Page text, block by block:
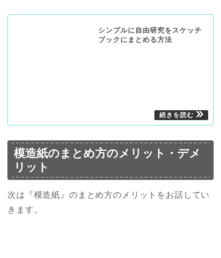
シンプルに自由研究をスケッチ
ブックにまとめる方法
模造紙のまとめ方のメリット・デメ
リット
次は『模造紙』のまとめ方のメリットをお話してい
きます。